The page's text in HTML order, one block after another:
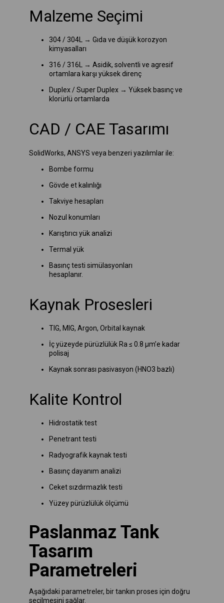
Malzeme Seçimi
304 / 304L → Gıda ve düşük korozyon
kimyasalları
316 / 316L → Asidik, solventli ve agresif
ortamlara karşı yüksek direnç
Duplex / Super Duplex → Yüksek basınç ve
klorürlü ortamlarda
CAD / CAE Tasarımı
SolidWorks, ANSYS veya benzeri yazılımlar ile:
Bombe formu
Gövde et kalınlığı
Takviye hesapları
Nozul konumları
Karıştırıcı yük analizi
Termal yük
Basınç testi simülasyonları
hesaplanır.
Kaynak Prosesleri
TIG, MIG, Argon, Orbital kaynak
İç yüzeyde pürüzlülük Ra ≤ 0.8 µm’e kadar
polisaj
Kaynak sonrası pasivasyon (HNO3 bazlı)
Kalite Kontrol
Hidrostatik test
Penetrant testi
Radyografik kaynak testi
Basınç dayanım analizi
Ceket sızdırmazlık testi
Yüzey pürüzlülük ölçümü
Paslanmaz Tank
Tasarım
Parametreleri
Aşağıdaki parametreler, bir tankın proses için doğru
seçilmesini sağlar.